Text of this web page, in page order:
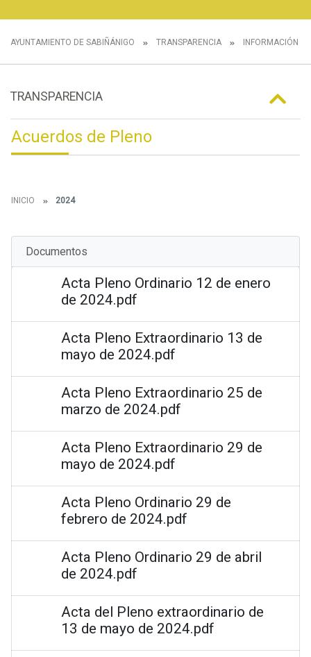
AYUNTAMIENTO DE SABIÑÁNIGO TRANSPARENCIA INFORMACIÓN
TRANSPARENCIA
Acuerdos de Pleno
INICIO 2024
Documentos
Acta Pleno Ordinario 12 de enero
de 2024.pdf
Acta Pleno Extraordinario 13 de
mayo de 2024.pdf
Acta Pleno Extraordinario 25 de
marzo de 2024.pdf
Acta Pleno Extraordinario 29 de
mayo de 2024.pdf
Acta Pleno Ordinario 29 de
febrero de 2024.pdf
Acta Pleno Ordinario 29 de abril
de 2024.pdf
Acta del Pleno extraordinario de
13 de mayo de 2024.pdf